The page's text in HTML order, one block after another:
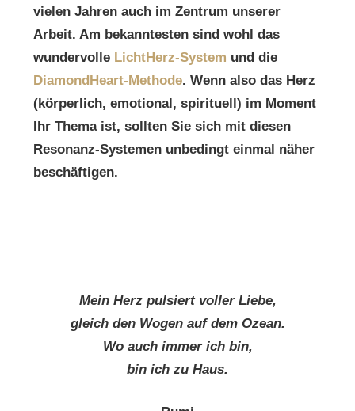
vielen Jahren auch im Zentrum unserer
Arbeit. Am bekanntesten sind wohl das
wundervolle LichtHerz-System und die
DiamondHeart-Methode. Wenn also das Herz
(körperlich, emotional, spirituell) im Moment
Ihr Thema ist, sollten Sie sich mit diesen
Resonanz-Systemen unbedingt einmal näher
beschäftigen.
Mein Herz pulsiert voller Liebe,
gleich den Wogen auf dem Ozean.
Wo auch immer ich bin,
bin ich zu Haus.